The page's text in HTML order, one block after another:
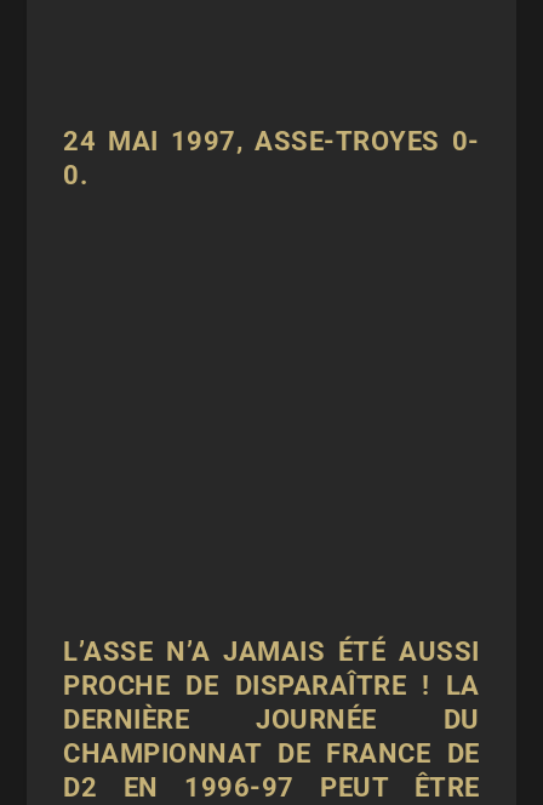
24 MAI 1997,ASSE-TROYES 0-
0.
L’ASSE N’A JAMAIS ÉTÉ AUSSI
PROCHE DE DISPARAÎTRE ! LA
DERNIÈRE JOURNÉE DU
CHAMPIONNAT DE FRANCE DE
D2 EN 1996-97 PEUT ÊTRE